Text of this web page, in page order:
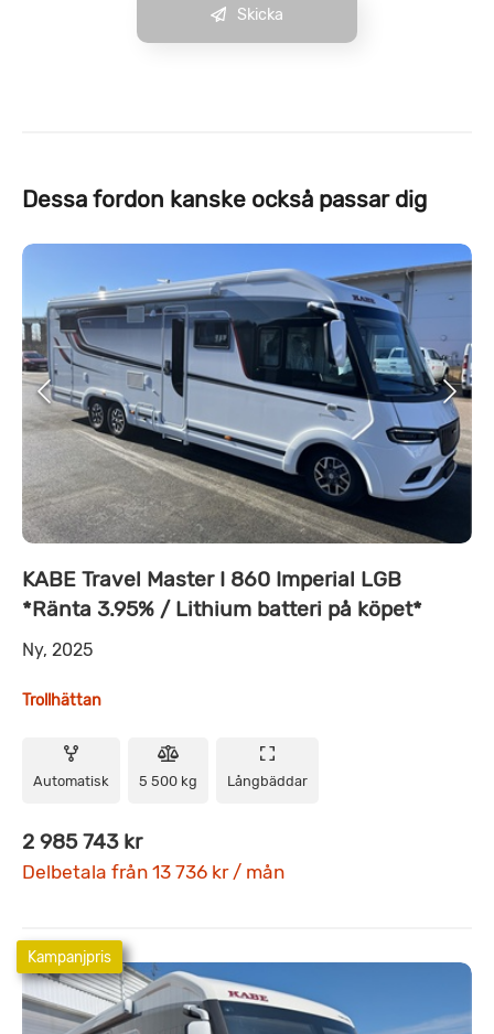
Skicka
Dessa fordon kanske också passar dig
KABE Travel Master I 860 Imperial LGB
*Ränta 3.95% / Lithium batteri på köpet*
Ny, 2025
Trollhättan
Automatisk 5 500 kg Långbäddar
2 985 743 kr
Delbetala från 13 736 kr / mån
Kampanjpris